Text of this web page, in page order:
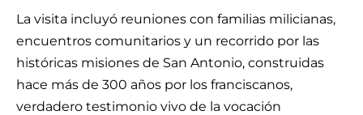
La visita incluyó reuniones con familias milicianas,
encuentros comunitarios y un recorrido por las
históricas misiones de San Antonio, construidas
hace más de 300 años por los franciscanos,
verdadero testimonio vivo de la vocación